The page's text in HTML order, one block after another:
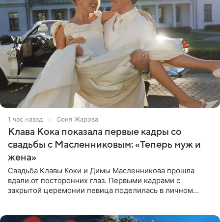
1 час назад Соня Жарова
Клава Кока показала первые кадры со
свадьбы с Масленниковым: «Теперь муж и
жена»
Свадьба Клавы Коки и Димы Масленникова прошла
вдали от посторонних глаз. Первыми кадрами с
закрытой церемонии певица поделилась в личном